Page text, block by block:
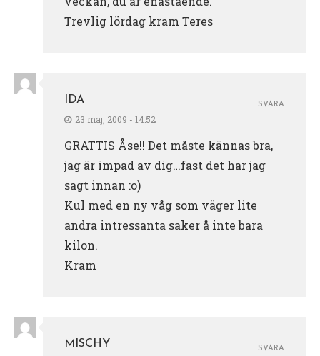
Trevlig lördag kram Teres
IDA
23 maj, 2009 - 14:52
GRATTIS Åse!! Det måste kännas bra,
jag är impad av dig…fast det har jag
sagt innan :o)
Kul med en ny våg som väger lite
andra intressanta saker å inte bara
kilon.
Kram
SVARA
MISCHY
SVARA